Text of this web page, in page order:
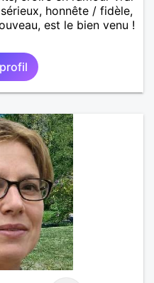
honnête / fidèle,
est le bien venu !